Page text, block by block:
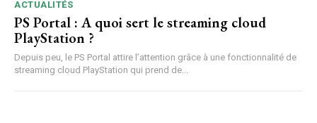
ACTUALITÉS
PS Portal : A quoi sert le streaming cloud
PlayStation ?
Depuis peu, le PS Portal attire l’attention grâce à une fonctionnalité de
streaming cloud PlayStation qui prend de...